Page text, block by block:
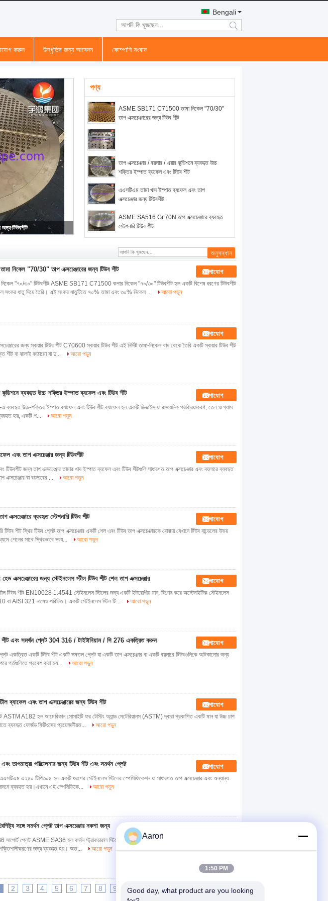
Bengali
search
করুন উদ্ধৃতির জন্য আবেদন কোম্পানি সংবাদ
টিউবশীট
পণ্য
ASME SB171 C71500 তামা নিকেল "70/30"
তাপ এক্সচেঞ্জারের জন্য টিউব শীট
তাপ এক্সচেঞ্জার / বয়লার / এয়ার কন্ডিশনে ব্যবহৃত উচ্চ
শক্তির ইস্পাত ব্যফেল এবং টিউব শীট
এএসটিএম তামা খাদ ইস্পাত ব্যফেল এবং তাপ
এক্সচেঞ্জার জন্য টিউবশীট
ASME SA516 Gr.70N তাপ এক্সচেঞ্জারে ব্যবহৃত
স্টেশনারি টিউব শীট
নিকেল "70/30" তাপ এক্সচেঞ্জারের জন্য টিউব শীট যোগাযোগ
"৭০/৩০" টিউবশীট ASME SB171 C71500 কপার নিকেল "৭০/৩০" টিউবশীট হল একটি বিশেষ ধরণের টিউবশীট
সংকর ধাতু দিয়ে তৈরি। এই সংকর ধাতুটিতে ৭০% তামা এবং ৩০% নিকেল ...
আরো পড়ুন
যোগাযোগ
জন্য স্কয়ার টিউব শীট C70600 স্কয়ার টিউব শীট এই নির্দিষ্ট তামা-নিকেল খাদ থেকে তৈরি একটি স্কয়ার টিউব শীট
শীট বা ঝালাই কাঠামো যা দু...
আরো পড়ুন
কন্ডিশনে ব্যবহৃত উচ্চ শক্তির ইস্পাত ব্যফেল এবং টিউব শীট যোগাযোগ
এ ব্যবহৃত উচ্চ-শক্তির ইস্পাত ব্যাফেল এবং টিউব শীট ব্যাফেল হল একটি ডিভাইস যা রাসায়নিক প্রক্রিয়াকরণ, তেল ও গ্যাস
ব্যবহৃত হয়, একটি প...
আরো পড়ুন
এবং তাপ এক্সচেঞ্জার জন্য টিউবশীট যোগাযোগ
জন্য তাপ এক্সচেঞ্জার তামার খাদ ইস্পাত ব্যফেল এবং টিউব শীটগুলি সাধারণত তাপ এক্সচেঞ্জার এবং বয়লারে ব্যবহৃত
এক্সচেঞ্জার বা বয়লারের ...
আরো পড়ুন
ব্যবহৃত স্টেশনারি টিউব শীট যোগাযোগ
শীট স্থির টিউব প্লেট তাপ এক্সচেঞ্জার একটি শেল এবং টিউব তাপ এক্সচেঞ্জারকে বোঝায় যেখানে টিউব বান্ডেলের উভয়
শেলের সাথে স্থিরভাবে সংয...
আরো পড়ুন
জন্য স্টেইনলেস স্টীল টিউব শীট শেল তাপ এক্সচেঞ্জার যোগাযোগ
শীট EN10028 1.4541 স্টেইনলেস স্টিলের জন্য একটি ইউরোপীয় মান, বিশেষ করে অস্টেনাইটিক স্টেইনলেস
AISI 321 নামেও পরিচিত। একটি স্টেইনলেস স্টিল টি...
আরো পড়ুন
শীট এবং সমর্থন প্লেট 304 316 / টাইটানিয়াম / সি 276 একত্রিত করুন যোগাযোগ
একত্রিত একটি টিউব শীট একটি সমতল প্লেট যা একটি তাপ এক্সচেঞ্জার বা একটি বয়লারে টিউবগুলিকে আটকানোর জন্য
গর্তগুলিতে প্রবেশ করা হয...
আরো পড়ুন
ব্যাফেল এবং তাপ এক্সচেঞ্জারের জন্য টিউব শীট যোগাযোগ
A182 হল আমেরিকান সোসাইটি ফর টেস্টিং অ্যান্ড মেটেরিয়ালস (ASTM) দ্বারা প্রকাশিত একটি মান যা উচ্চ চাপ
ব্যবহৃত ফোর্জড ফিটিংসের প্রয়োজনীয়ত...
আরো পড়ুন
পরিচালনার জন্য টিউব শীট এবং সমর্থন প্লেট যোগাযোগ
এ২৪০ টিপি৩০৪ হল একটি ধরণের স্টেইনলেস স্টিলের স্পেসিফিকেশন যা সাধারণত তাপ এক্সচেঞ্জার এবং অন্যান্য
ব্যবহৃত হয়।এখানে এই স্পেসিফিকে...
আরো পড়ুন
সঙ্গে সমর্থন প্লেট তাপ এক্সচেঞ্জার নকশা জন্য
প্লেট ASME SA36 হল কার্বন স্ট্রাকচারাল স্টিলের একটি স্পেসিফিকেশন, এবং সাপোর্ট প্লেট হল একটি প্লেট যা
শক্তিশালীকরণের জন্য ব্যবহৃত হয়। অত...
আরো পড়ুন
2 3 4 5 6 7 8 9 10 >> >|
Aaron
1:50 PM
Good day, what product are you looking